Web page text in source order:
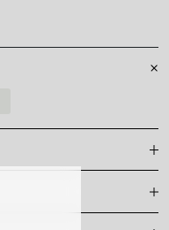
プ独自のもので、18カラッ
ため留め具は必要ありませ
周囲を測る必要があります。